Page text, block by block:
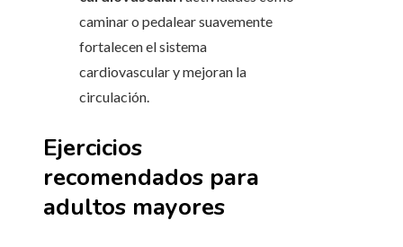
caminar o pedalear suavemente
fortalecen el sistema
cardiovascular y mejoran la
circulación.
Ejercicios
recomendados para
adultos mayores